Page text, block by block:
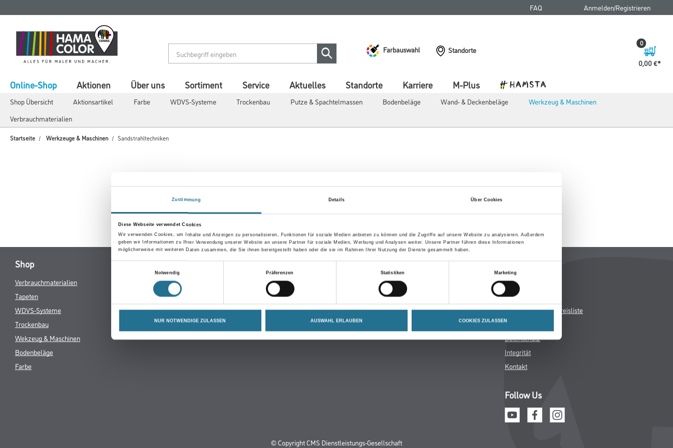
Zustimmung Details Über Cookies
Diese Webseite verwendet Cookies
Wir verwenden Cookies, um Inhalte und Anzeigen zu personalisieren, Funktionen für soziale Medien anbieten zu können und die Zugriffe auf unsere Website zu analysieren. Außerdem
geben wir Informationen zu Ihrer Verwendung unserer Website an unsere Partner für soziale Medien, Werbung und Analysen weiter. Unsere Partner führen diese Informationen
möglicherweise mit weiteren Daten zusammen, die Sie ihnen bereitgestellt haben oder die sie im Rahmen Ihrer Nutzung der Dienste gesammelt haben.
Notwendig
Präferenzen Statistiken Marketing
NUR NOTWENDIGE ZULASSEN AUSWAHL ERLAUBEN COOKIES ZULASSEN
springen
springen
FAQ Anmelden/Registrieren
Farbauswahl
Standorte
0,00 €
0
Online-Shop
Shop Übersicht Aktionsartikel Farbe WDVS-Systeme Trockenbau Putze & Spachtelmassen Bodenbeläge Wand- & Deckenbeläge
Werkzeug & Maschinen
Verbrauchmaterialien
Aktionen Über uns Sortiment Service Aktuelles Standorte Karriere M-Plus
Startseite Werkzeuge & Maschinen Sandstrahltechniken
0 Ergebnisse
Shop
Verbrauchmaterialien
Tapeten
WDVS-Systeme
Trockenbau
Wekzeug & Maschinen
Bodenbeläge
Farbe
Unternehmen
Karriere
FAQ
AGB
Nutzungsbedingung
Logistik- & Servicepreisliste
Impressum
Datenschutz
Integrität
Kontakt
Follow Us
© Copyright CMS Dienstleistungs-Gesellschaft